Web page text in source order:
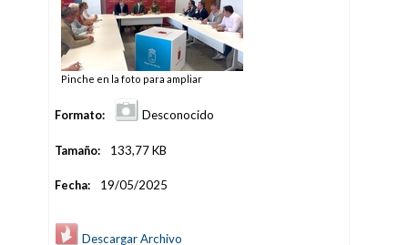
Pinche en la foto para ampliar
Formato: Desconocido
Tamaño: 133,77 KB
Fecha: 19/05/2025
Descargar Archivo